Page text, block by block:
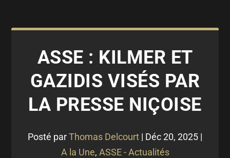
ASSE : KILMER ET
GAZIDIS VISÉS PAR
LA PRESSE NIÇOISE
Posté parThomas Delcourt | Déc 20, 2025 |
A la Une, ASSE - Actualités